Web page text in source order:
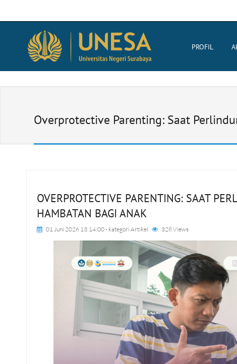
PROFIL
Overprotective Parenting: Saat
OVERPROTECTIVE PARENTING: SAAT
HAMBATAN BAGI ANAK
01 Juni 2026 13:14:00- kategori Artikel 328 Views